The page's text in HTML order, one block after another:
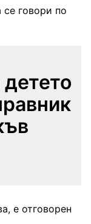
се говори по
е отговорен